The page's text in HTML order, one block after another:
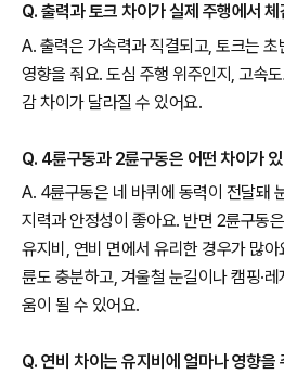
Q. 출력과 토크 차이가 실제 주행에서
A. 출력은 가속력과 직결되고, 토크는
영향을 줘요. 도심 주행 위주인지, 고속
감 차이가 달라질 수 있어요.
Q. 4륜구동과 2륜구동은 어떤 차이가
A. 4륜구동은 네 바퀴에 동력이 전달돼
지력과 안정성이 좋아요. 반면 2륜구동
유지비, 연비 면에서 유리한 경우가 많
륜도 충분하고, 겨울철 눈길이나 캠핑·
움이 될 수 있어요.
Q. 연비 차이는 유지비에 얼마나 영향을